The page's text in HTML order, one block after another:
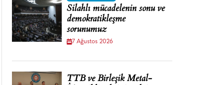
Silahlı mücadelenin sonu ve
demokratikleşme
sorunumuz
7 Ağustos 2026
TTB ve Birleşik Metal-